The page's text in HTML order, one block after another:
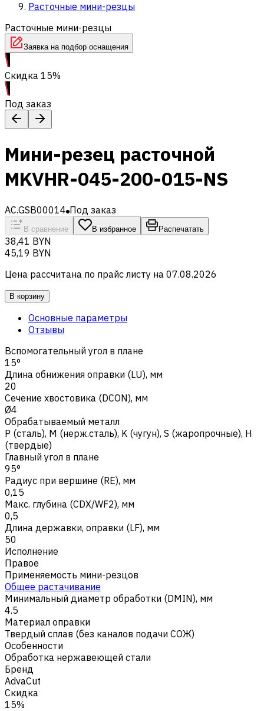
Расточные мини-резцы
Расточные мини-резцы
Заявка на подбор оснащения
Скидка 15%
Под заказ
Мини-резец расточной
MKVHR-045-200-015-NS
AC.GSB00014 Под заказ
В сравнение В избранное Распечатать
38,41 BYN
45,19 BYN
Цена рассчитана по прайс листу на 07.08.2026
В корзину
Основные параметры
Отзывы
Вспомогательный угол в плане
15°
Длина обнижения оправки (LU), мм
20
Сечение хвостовика (DCON), мм
Ø4
Обрабатываемый металл
Р (сталь), M (нерж.сталь), K (чугун), S (жаропрочные), H
(твердые)
Главный угол в плане
95°
Радиус при вершине (RE), мм
0,15
Макс. глубина (CDX/WF2), мм
0,5
Длина державки, оправки (LF), мм
50
Исполнение
Правое
Применяемость мини-резцов
Общее растачивание
Минимальный диаметр обработки (DMIN), мм
4.5
Материал оправки
Твердый сплав (без каналов подачи СОЖ)
Особенности
Обработка нержавеющей стали
Бренд
AdvaCut
Скидка
15%